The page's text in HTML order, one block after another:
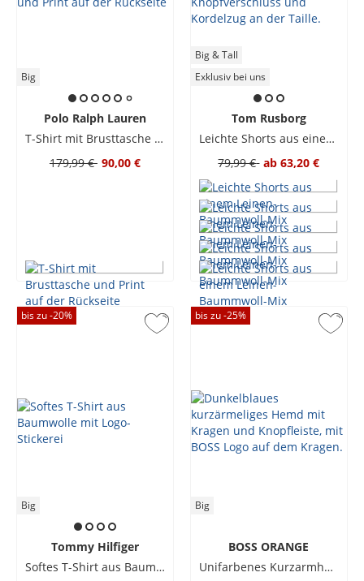
Big
Polo Ralph Lauren
T-Shirt mit Brusttasche und Print auf der Rückseite
179,99 € 90,00 €
Big & Tall
Exklusiv bei uns
Tom Rusborg
Leichte Shorts aus einem Leinen-Baummwoll-Mix
79,99 € ab 63,20 €
bis zu -20%
Big
Tommy Hilfiger
Softes T-Shirt aus Baumwolle mit Logo-Stickerei
bis zu -25%
Big
BOSS ORANGE
Unifarbenes Kurzarmhemd aus Leinen mit Kentkragen